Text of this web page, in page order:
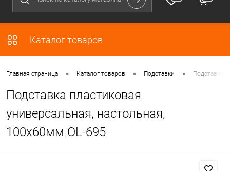
Каталог товаров
Главная страница • Каталог товаров • Подставки • Подставка
Подставка пластиковая
универсальная, настольная,
100х60мм OL-695